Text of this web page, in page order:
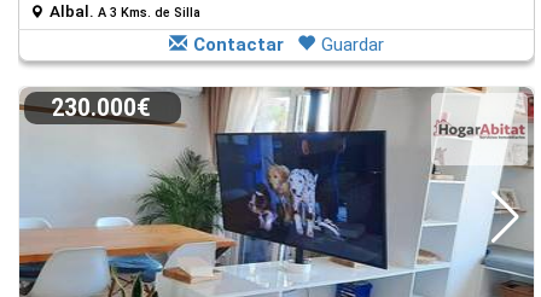
Albal. A 3 Kms. de Silla
Contactar Guardar
230.000€